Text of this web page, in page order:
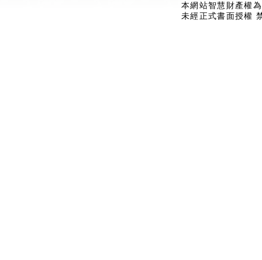
本網站智慧財產權
未經正式書面授權